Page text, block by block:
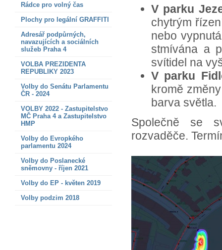
Rádce pro volný čas
Plochy pro legální GRAFFITI
Adresář podpůrných,
navazujících a sociálních
služeb Praha 4
VOLBA PREZIDENTA
REPUBLIKY 2023
Volby do Senátu Parlamentu
ČR - 2024
VOLBY 2022 - Zastupitelstvo
MČ Praha 4 a Zastupitelstvo
HMP
Volby do Evropkého
parlamentu 2024
Volby do Poslanecké
sněmovny - říjen 2021
Volby do EP - květen 2019
Volby podzim 2018
V parku
chytrým
nebo
stmívána a
svítidel na
V parku
kromě
barva světla.
Společně se
rozvaděče.